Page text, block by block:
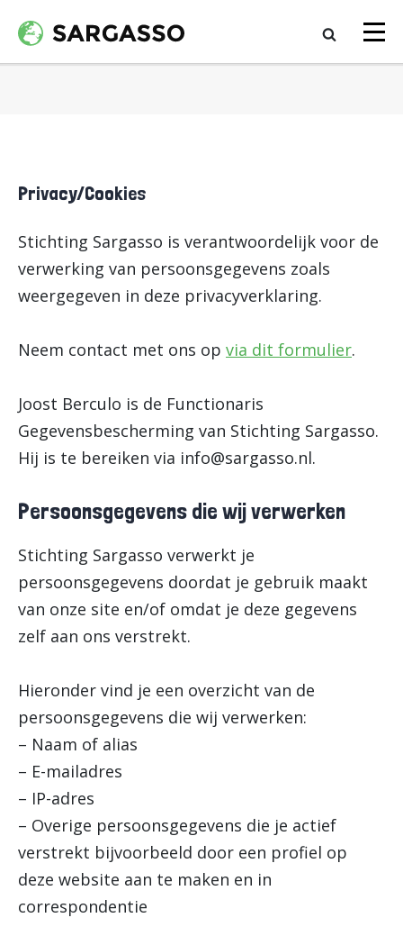
Privacy/Cookies
Stichting Sargasso is verantwoordelijk voor de
verwerking van persoonsgegevens zoals
weergegeven in deze privacyverklaring.
Neem contact met ons op via dit formulier.
Joost Berculo is de Functionaris
Gegevensbescherming van Stichting Sargasso.
Hij is te bereiken via info@sargasso.nl.
Persoonsgegevens die wij verwerken
Stichting Sargasso verwerkt je
persoonsgegevens doordat je gebruik maakt
van onze site en/of omdat je deze gegevens
zelf aan ons verstrekt.
Hieronder vind je een overzicht van de
persoonsgegevens die wij verwerken:
– Naam of alias
– E-mailadres
– IP-adres
– Overige persoonsgegevens die je actief
verstrekt bijvoorbeeld door een profiel op
deze website aan te maken en in
correspondentie